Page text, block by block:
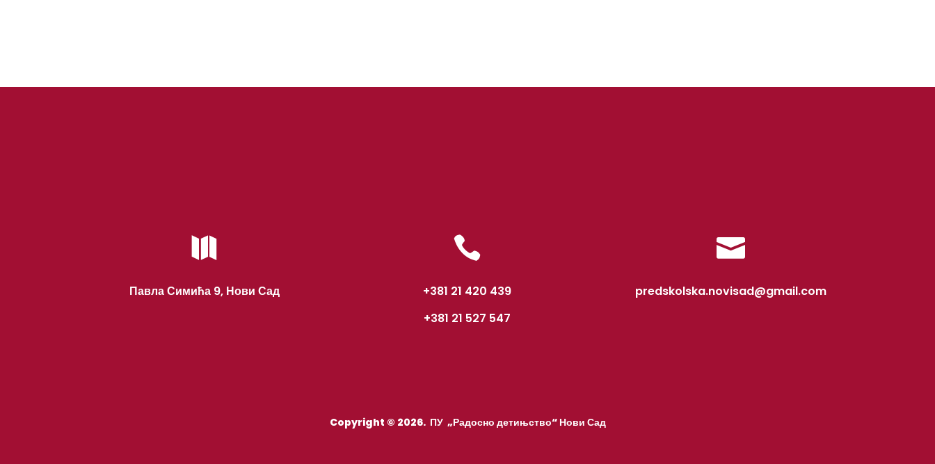

Павла Симића 9, Нови Сад

+381 21 420 439
+381 21 527 547

predskolska.novisad@gmail.com
Copyright © 2026. ПУ „Радосно детињство“ Нови Сад